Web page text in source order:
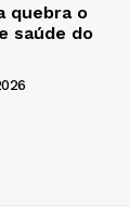
quebra o
saúde do